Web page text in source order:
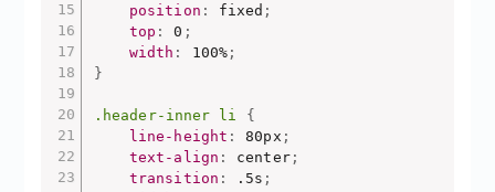
position : fixed ;
top : 0 ;
width : 100% ;
}
.header-inner li
{
line-height : 80px ;
text-align : center;
transition : .5s ;